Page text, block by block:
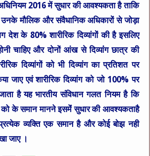
2016 में सुधार की आवश्यकता है ताकि
उनके मौलिक और संवैधानिक अधिकारों से जोड़ा
देश के 80% शारीरिक दिव्यांगों की है इसलिए
चाहिए और दोनों आंख से दिव्यांंग छात्र की
दिव्यांगों को भी दिव्यांग का प्रतिशत पर
जाए एवं शारीरिक दिव्यांग को जो 100% पर
है यह भारतीय संविधान गलत नियम है कि
को के समान मानने इसमेंं सुधार की आवश्यकताहै
व्यक्ति एक समान है और कोई बोझ नही
जाए ।